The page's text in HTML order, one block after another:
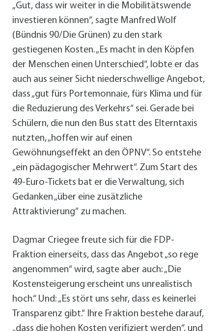
„Gut, dass wir weiter in die Mobilitätswende
investieren können“, sagte Manfred Wolf
(Bündnis 90/Die Grünen) zu den stark
gestiegenen Kosten. „Es macht in den Köpfen
der Menschen einen Unterschied“, lobte er das
auch aus seiner Sicht niederschwellige Angebot,
dass „gut fürs Portemonnaie, fürs Klima und für
die Reduzierung des Verkehrs“ sei. Gerade bei
Schülern, die nun den Bus statt des Elterntaxis
nutzten, „hoffen wir auf einen
Gewöhnungseffekt an den ÖPNV“. So entstehe
„ein pädagogischer Mehrwert“. Zum Start des
49-Euro-Tickets bat er die Verwaltung, sich
Gedanken „über eine zusätzliche
Attraktivierung“ zu machen.
Dagmar Criegee freute sich für die FDP-
Fraktion einerseits, dass das Angebot „so rege
angenommen“ wird, sagte aber auch: „Die
Kostensteigerung erscheint uns unrealistisch
hoch.“ Und: „Es stört uns sehr, dass es keinerlei
Transparenz gibt.“ Ihre Fraktion bestehe darauf,
„dass die hohen Kosten verifiziert werden“, und